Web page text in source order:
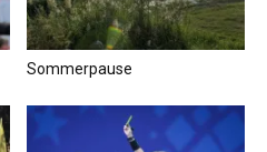
Sommerpause